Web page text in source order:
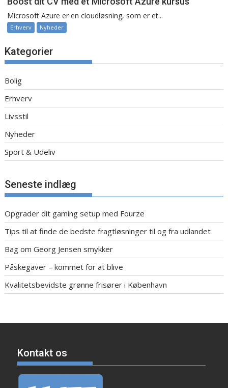
Microsoft Azure er en cloudløsning, som er et...
Erhverv Nyheder
Kategorier
Bolig
Erhverv
Livsstil
Nyheder
Sport & Udeliv
Seneste indlæg
Opgrader dit gaming setup med Fourze
Tips til at finde de bedste fragtløsninger til og fra udlandet
Bag om Georg Jensen smykker
Påskegaver – kommet for at blive
Kvalitetsbevidste grønne frisører i København
Kontakt os